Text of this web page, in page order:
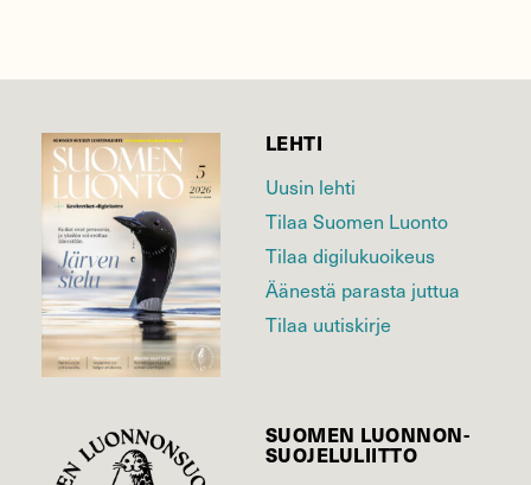
LEHTI
Uusin lehti
Tilaa Suomen Luonto
Tilaa digilukuoikeus
Äänestä parasta juttua
Tilaa uutiskirje
SUOMEN LUONNON­
SUOJELU­LIITTO